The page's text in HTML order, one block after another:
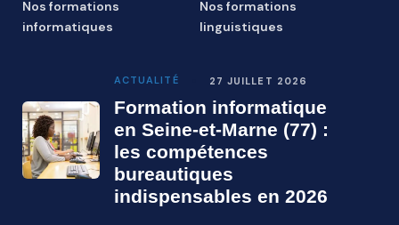
Nos formations
informatiques
Nos formations
linguistiques
ACTUALITÉ 27 JUILLET 2026
Formation informatique
en Seine-et-Marne (77) :
les compétences
bureautiques
indispensables en 2026